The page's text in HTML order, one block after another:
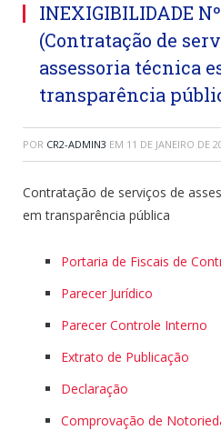
INEXIGIBILIDADE
(Contratação de
assessoria técnica
transparência
POR CR2-ADMIN3 EM 11 DE JANEIRO DE
Contratação de serviços de
em transparência pública
Portaria de Fiscais de
Parecer Jurídico
Parecer Controle Interno
Extrato de Publicação
Declaração
Comprovação de